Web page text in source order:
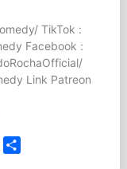
TikTok :
Facebook :
Link Patreon
Copy